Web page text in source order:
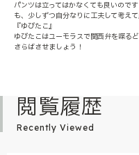
パンツは立ってはかなくても良いので
も、少しずつ自分なりに工夫して考え
『ゆびたこ』
ゆびたこはユーモラスで関西弁を喋る
さらばさせましょう！
閲覧履歴
Recently Viewed